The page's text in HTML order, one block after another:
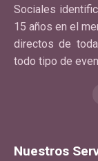
Sociales
15 años en el
directos de
todo tipo de
Nuestros